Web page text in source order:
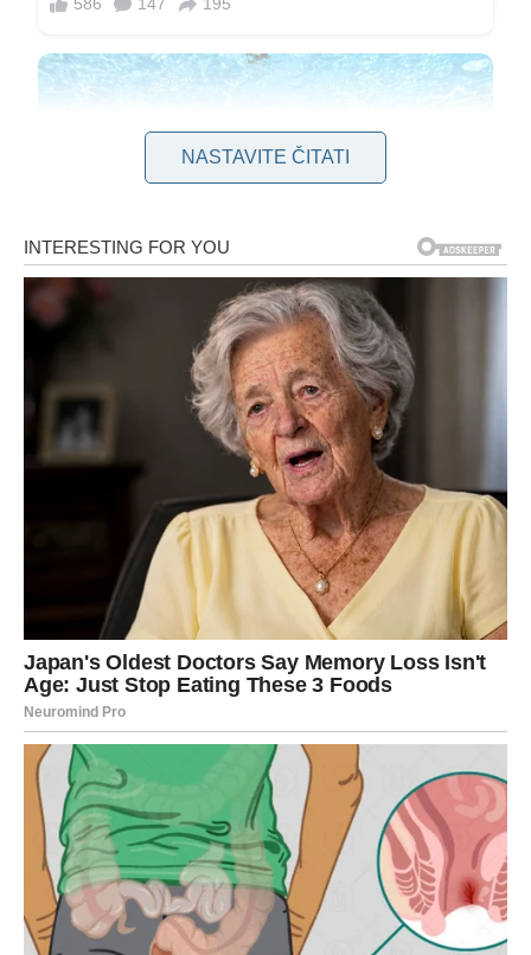
Dijeta 5:2 – fleksibilan model
ishrane
Jedna od poznatijih metoda koje je Mosley osmislio jeste dijeta
5:2. Ovaj režim podrazumijeva da se tokom pet dana u
sedmici jede uobičajeno, ali uz naglasak na zdrave izbore, dok
se tokom preostala dva dana unos kalorija značajno smanjuje
– na oko 800 dnevno.
Ono što ovu dijetu čini privlačnom jeste njena fleksibilnost. Ne
zahtijeva svakodnevno brojanje kalorija niti striktna
ograničenja, već korisnicima daje određenu slobodu uz
NASTAVITE ČITATI